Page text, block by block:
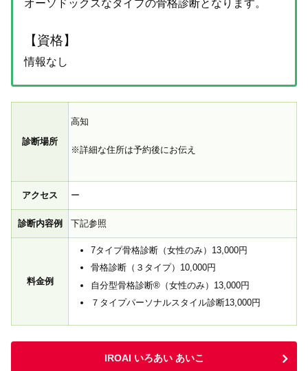
オーソドックスなタイプの骨格診断となります。
【資格】
情報なし
診断場所
高知
※詳細な住所は予約後にお伝え
アクセス ー
診断内容例 下記参照
料金例
7タイプ骨格診断（女性のみ）13,000円
骨格診断（３タイプ）10,000円
自分型骨格診断®（女性のみ）13,000円
７タイプパーソナルスタイル診断13,000円
IROAI いろあい あいこ